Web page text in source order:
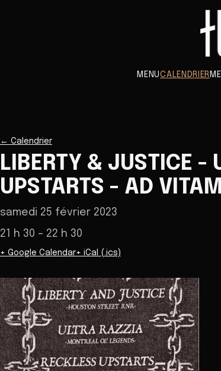
MENUCALENDRIER
← Calendrier
LIBERTY & JUSTICE -
UPSTARTS - AD VITAM
samedi 25 février 2023
21 h 30 – 22 h 30
+ Google Calendar+ iCal (.ics)